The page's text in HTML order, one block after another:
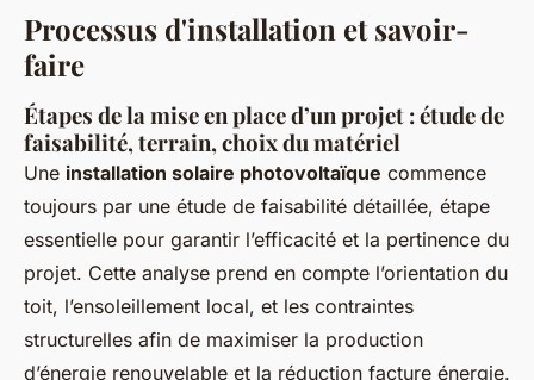
Processus d'installation et savoir-
faire
Étapes de la mise en place d’un projet : étude de
faisabilité, terrain, choix du matériel
Une installation solaire photovoltaïque commence
toujours par une étude de faisabilité détaillée, étape
essentielle pour garantir l’efficacité et la pertinence du
projet. Cette analyse prend en compte l’orientation du
toit, l’ensoleillement local, et les contraintes
structurelles afin de maximiser la production
d’énergie renouvelable et la réduction facture énergie.